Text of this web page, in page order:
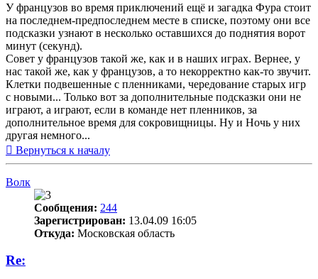
У французов во время приключений ещё и загадка Фура стоит
на последнем-предпоследнем месте в списке, поэтому они все
подсказки узнают в несколько оставшихся до поднятия ворот
минут (секунд).
Совет у французов такой же, как и в наших играх. Вернее, у
нас такой же, как у французов, а то некорректно как-то звучит.
Клетки подвешенные с пленниками, чередование старых игр
с новыми... Только вот за дополнительные подсказки они не
играют, а играют, если в команде нет пленников, за
дополнительное время для сокровищницы. Ну и Ночь у них
другая немного...
Вернуться к началу
Волк
Сообщения: 244
Зарегистрирован: 13.04.09 16:05
Откуда: Московская область
Re: